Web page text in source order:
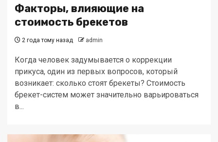
Факторы, влияющие на
стоимость брекетов
2 года тому назад admin
Когда человек задумывается о коррекции
прикуса, один из первых вопросов, который
возникает: сколько стоят брекеты? Стоимость
брекет-систем может значительно варьироваться
в...